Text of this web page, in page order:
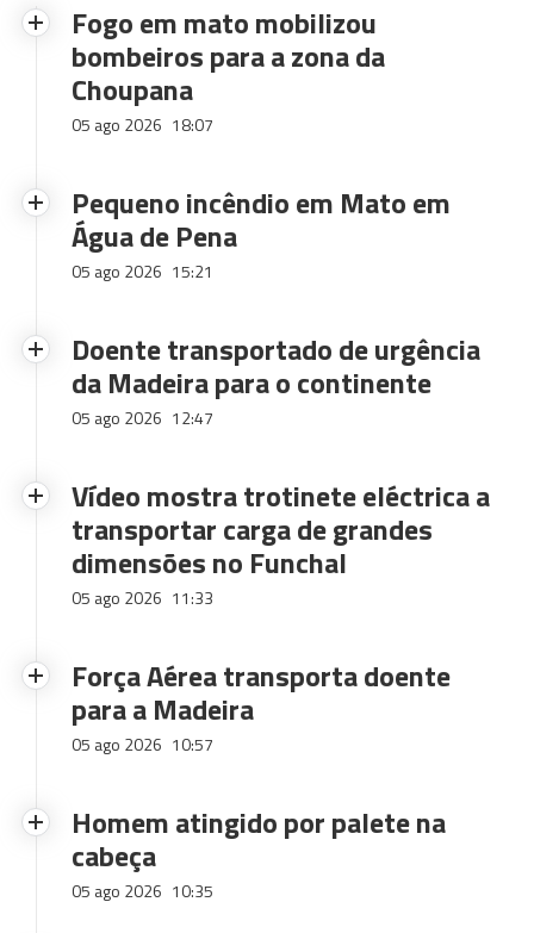
Fogo em mato mobilizou
bombeiros para a zona da
Choupana
05 ago 2026 18:07
Pequeno incêndio em Mato em
Água de Pena
05 ago 2026 15:21
Doente transportado de urgência
da Madeira para o continente
05 ago 2026 12:47
Vídeo mostra trotinete eléctrica a
transportar carga de grandes
dimensões no Funchal
05 ago 2026 11:33
Força Aérea transporta doente
para a Madeira
05 ago 2026 10:57
Homem atingido por palete na
cabeça
05 ago 2026 10:35